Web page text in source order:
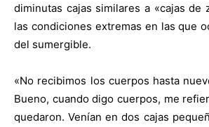
diminutas cajas similares a «cajas de
las condiciones extremas en las que
del sumergible.
«No recibimos los cuerpos hasta
Bueno, cuando digo cuerpos, me
quedaron. Venían en dos cajas